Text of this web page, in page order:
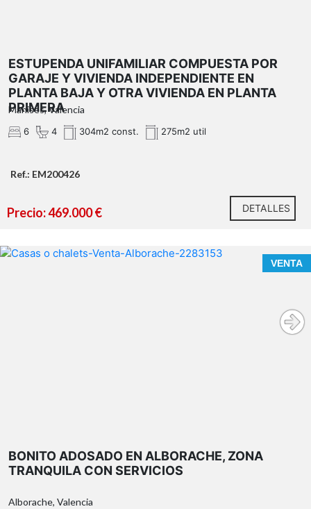
ESTUPENDA UNIFAMILIAR COMPUESTA POR
GARAJE Y VIVIENDA INDEPENDIENTE EN
PLANTA BAJA Y OTRA VIVIENDA EN PLANTA
PRIMERA
Manises, Valencia
6 4 304m2 const. 275m2 util
Ref.: EM200426
Precio: 469.000 € DETALLES
VENTA
BONITO ADOSADO EN ALBORACHE, ZONA
TRANQUILA CON SERVICIOS
Alborache, Valencia